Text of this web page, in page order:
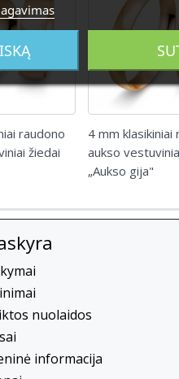
raudono
žiedai
4 mm klasikiniai
aukso
„Aukso gija"
nuolaidos
informacija